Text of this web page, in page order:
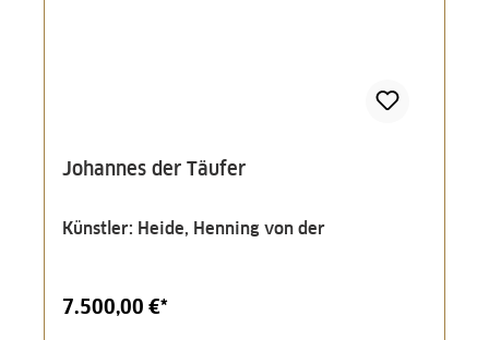
Johannes der Täufer
Künstler: Heide, Henning von der
7.500,00 €*